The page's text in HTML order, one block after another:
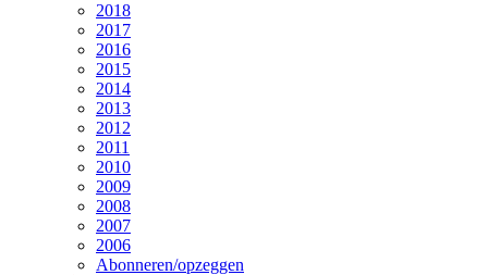
2018
2017
2016
2015
2014
2013
2012
2011
2010
2009
2008
2007
2006
Abonneren/opzeggen